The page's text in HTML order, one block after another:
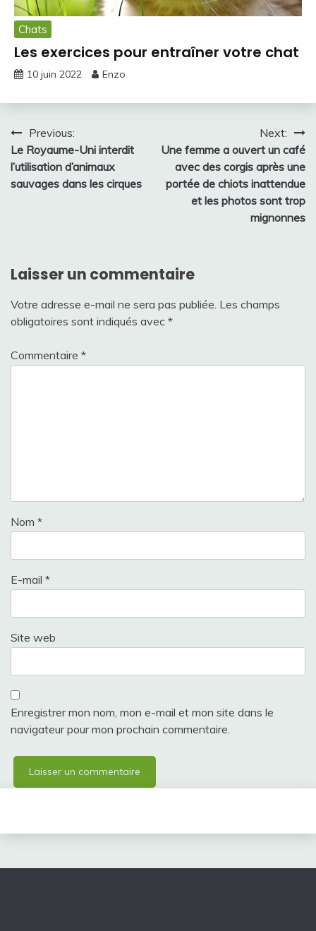
Chats
Les exercices pour entraîner votre chat
10 juin 2022 Enzo
Navigation
de
l’article
Previous:
Le Royaume-Uni interdit
l’utilisation d’animaux
sauvages dans les cirques
Next:
Une femme a ouvert un café
avec des corgis après une
portée de chiots inattendue
et les photos sont trop
mignonnes
Laisser un commentaire
Votre adresse e-mail ne sera pas publiée. Les champs
obligatoires sont indiqués avec *
Commentaire *
Nom *
E-mail *
Site web
Enregistrer mon nom, mon e-mail et mon site dans le
navigateur pour mon prochain commentaire.